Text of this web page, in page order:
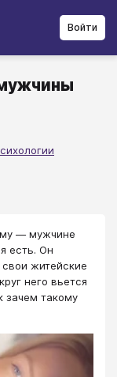
Войти
— мужчине
есть. Он
житейские
него вьется
зачем такому